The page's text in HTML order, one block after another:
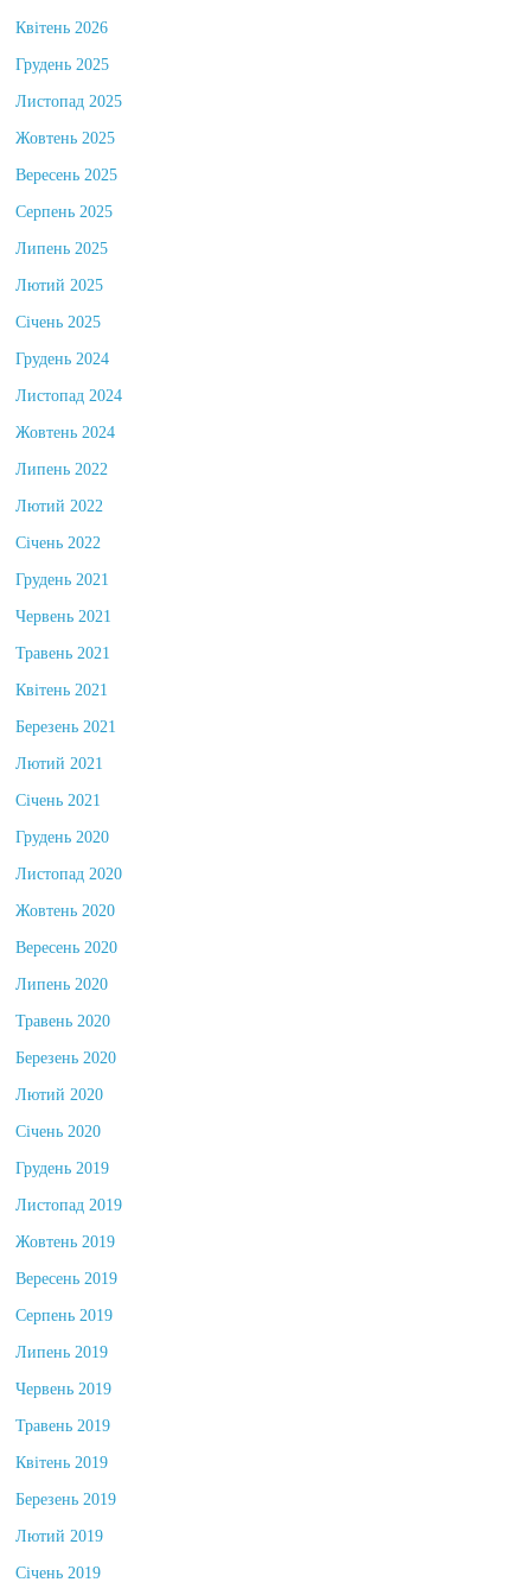
Квітень 2026
Грудень 2025
Листопад 2025
Жовтень 2025
Вересень 2025
Серпень 2025
Липень 2025
Лютий 2025
Січень 2025
Грудень 2024
Листопад 2024
Жовтень 2024
Липень 2022
Лютий 2022
Січень 2022
Грудень 2021
Червень 2021
Травень 2021
Квітень 2021
Березень 2021
Лютий 2021
Січень 2021
Грудень 2020
Листопад 2020
Жовтень 2020
Вересень 2020
Липень 2020
Травень 2020
Березень 2020
Лютий 2020
Січень 2020
Грудень 2019
Листопад 2019
Жовтень 2019
Вересень 2019
Серпень 2019
Липень 2019
Червень 2019
Травень 2019
Квітень 2019
Березень 2019
Лютий 2019
Січень 2019